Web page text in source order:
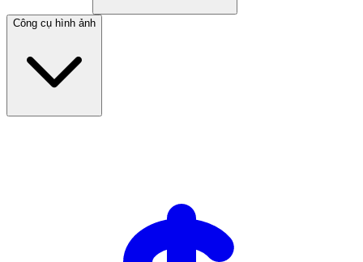
Công cụ hình ảnh